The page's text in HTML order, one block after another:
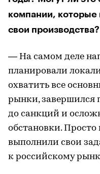
компании, которые
свои производства?
— На самом деле
планировали
охватить все
рынки, завершился
до санкций и
обстановки.
выполнили свои
к российскому